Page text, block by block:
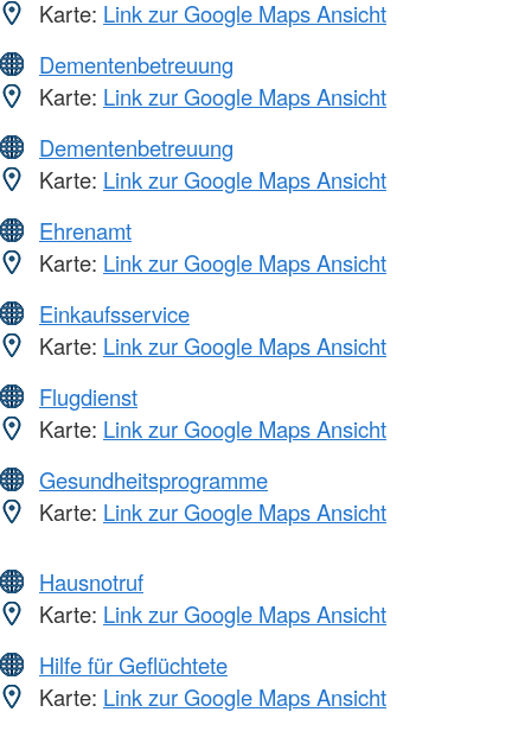
Karte: Link zur Google Maps Ansicht
Dementenbetreuung
Karte: Link zur Google Maps Ansicht
Dementenbetreuung
Karte: Link zur Google Maps Ansicht
Ehrenamt
Karte: Link zur Google Maps Ansicht
Einkaufsservice
Karte: Link zur Google Maps Ansicht
Flugdienst
Karte: Link zur Google Maps Ansicht
Gesundheitsprogramme
Karte: Link zur Google Maps Ansicht
Hausnotruf
Karte: Link zur Google Maps Ansicht
Hilfe für Geflüchtete
Karte: Link zur Google Maps Ansicht